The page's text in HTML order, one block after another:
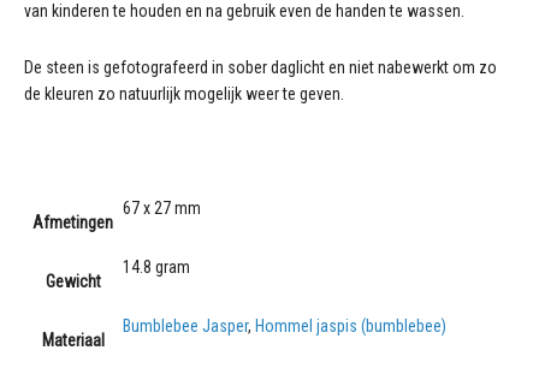
van kinderen te houden en na gebruik even de handen te wassen.
De steen is gefotografeerd in sober daglicht en niet nabewerkt om zo
de kleuren zo natuurlijk mogelijk weer te geven.
Afmetingen
67 x 27 mm
Gewicht
14.8 gram
Materiaal
Bumblebee Jasper, Hommel jaspis (bumblebee)